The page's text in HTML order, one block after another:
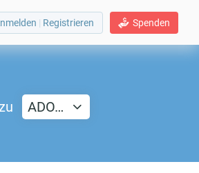
Spenden
| Registrieren
zu ADO…